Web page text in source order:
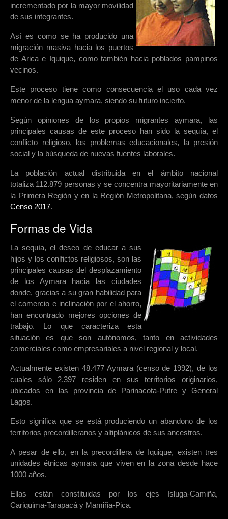
incrementado por la mayor movilidad
de sus integrantes.
Así es como se ha producido una
migración masiva hacia los puertos
de Arica e Iquique, como también hacia poblados pampinos
vecinos.
Este proceso tiene como consecuencia el uso cada vez
menor de la lengua aymara, siendo su futuro incierto.
Según opiniones de los propios migrantes aymara, las
principales causas de este proceso han sido la sequía, el
conflicto religioso, los problemas educacionales, la presión
social y la búsqueda de nuevas fuentes laborales.
La población actual distribuida en el ámbito nacional
totaliza 112.879 personas y se concentra mayoritariamente en
la Primera Región y en la Región Metropolitana, según datos
Censo 2017.
Formas de Vida
La sequía, el deseo de educar a sus
hijos y los conlfictos religiosos, son las
principales causas del desplazamiento
de los Aymara hacia las ciudades
donde, gracias a su gran habilidad para
el comercio e inclinación por el ahorro,
han encontrado mejores opciones de
trabajo. Lo que caracteriza esta
situación es que son autónomos, tanto en actividades
comerciales como empresariales a nivel regional y local.
Actualmente existen 48.477 Aymara (censo de 1992), de los
cuales sólo 2.397 residen en sus territorios originarios,
ubicados en las provincia de Parinacota-Putre y General
Lagos.
Esto significa que se está produciendo un abandono de los
territorios precordilleranos y altiplánicos de sus ancestros.
A pesar de ello, en la precordillera de Iquique, existen tres
unidades étnicas aymara que viven en la zona desde hace
1000 años.
Ellas están constituidas por los ejes Isluga-Camiña,
Cariquima-Tarapacá y Mamiña-Pica.